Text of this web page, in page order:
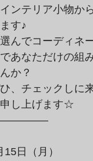
ンテリア小物か
す♪
んでコーディネ
あなただけの組
か？
、チェックしに
し上げます☆
日（月）